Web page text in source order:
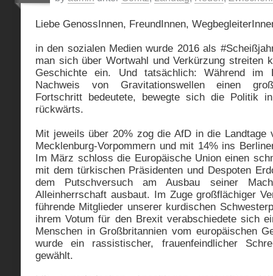
Liebe GenossInnen, FreundInnen,
in den sozialen Medien wurde 2016 als
man sich über Wortwahl und Verkürzung streiten
Geschichte ein. Und tatsächlich: Während im
Nachweis von Gravitationswellen einen
Fortschritt bedeutete, bewegte sich die Politik
rückwärts.
Mit jeweils über 20% zog die AfD in die Landtage
Mecklenburg-Vorpommern und mit 14% ins
Im März schloss die Europäische Union einen
mit dem türkischen Präsidenten und Despoten
dem Putschversuch am Ausbau seiner
Alleinherrschaft ausbaut. Im Zuge großflächiger
führende Mitglieder unserer kurdischen
ihrem Votum für den Brexit verabschiedete sich
Menschen in Großbritannien vom europäischen
wurde ein rassistischer, frauenfeindlicher
gewählt.